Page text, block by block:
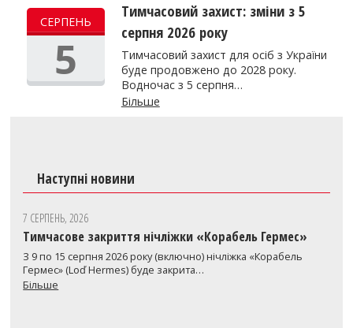
СЕРПЕНЬ
5
Тимчасовий захист: зміни з 5
серпня 2026 року
Тимчасовий захист для осіб з України
буде продовжено до 2028 року.
Водночас з 5 серпня…
Більше
Наступні новини
7 СЕРПЕНЬ, 2026
Тимчасове закриття нічліжки «Корабель Гермес»
З 9 по 15 серпня 2026 року (включно) нічліжка «Корабель
Гермес» (Loď Hermes) буде закрита…
Більше